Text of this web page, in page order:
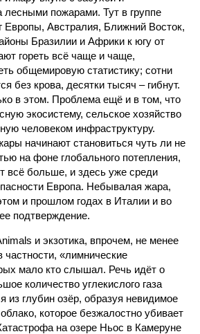
пожарами. Тут в группе
Австралия, Ближний Восток,
Бразилии и Африки к югу от
гореть всё чаще и чаще,
общемировую статистику; сотни
без крова, десятки тысяч – гибнут.
в этом. Проблема ещё и в том, что
экосистему, сельское хозяйство
человеком инфраструктуру.
начинают становиться чуть ли не
на фоне глобального потепления,
всё больше, и здесь уже среди
Европа. Небывалая жара,
и прошлом годах в Италии и во
подтверждение.
и экзотика, впрочем, не менее
частности, «лимнические
мало кто слышал. Речь идёт о
количество углекислого газа
из глубин озёр, образуя невидимое
которое безжалостно убивает
на озере Ньос в Камеруне